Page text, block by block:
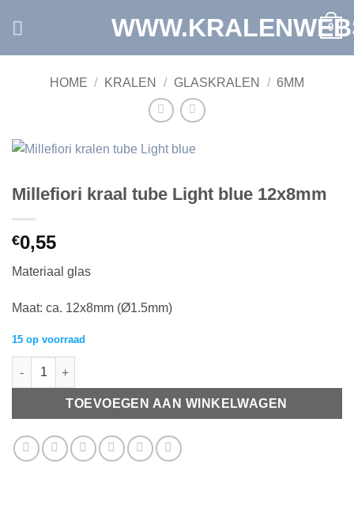
0
HOME / KRALEN / GLASKRALEN / 6MM
Millefiori kraal tube Light blue 12x8mm
€0,55
Materiaal glas
Maat: ca. 12x8mm (Ø1.5mm)
15 op voorraad
Millefiori kraal tube Light blue 12x8mm aantal
TOEVOEGEN AAN WINKELWAGEN